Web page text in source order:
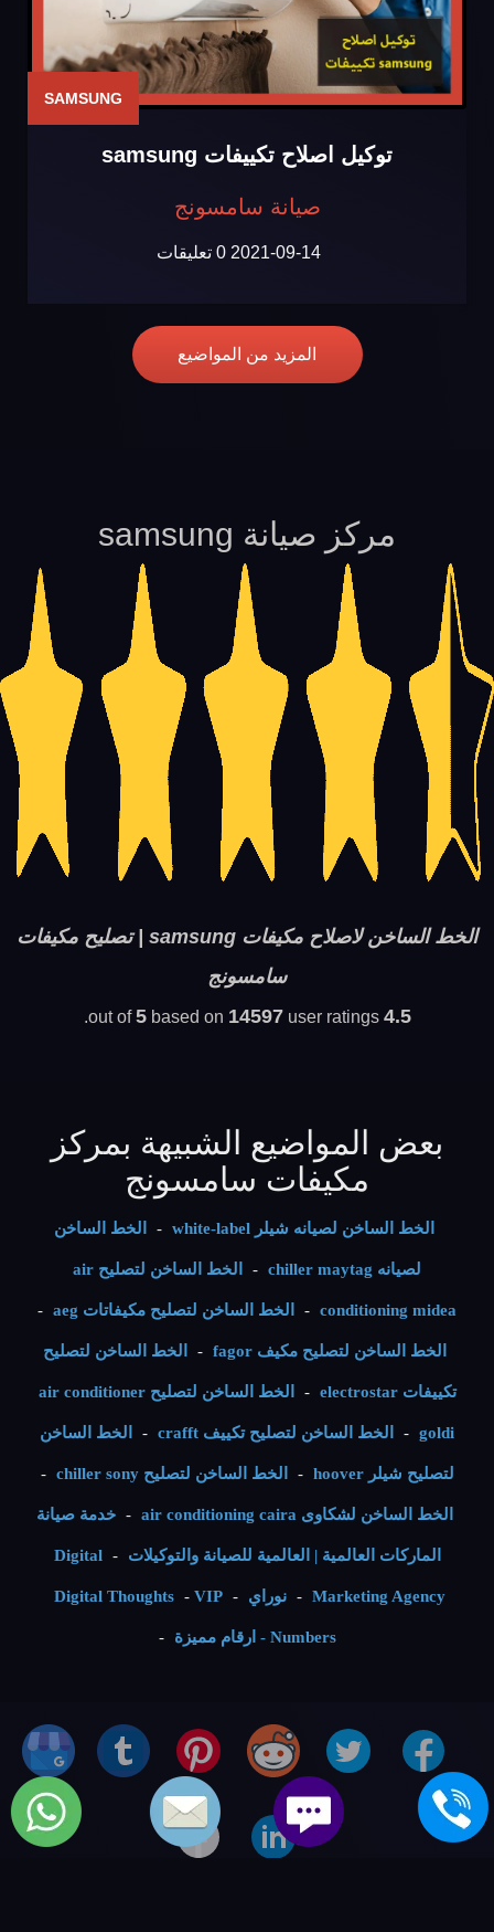
SAMSUNG
توكيل اصلاح تكييفات samsung
صيانة سامسونج
2021-09-14 0 تعليقات
المزيد من المواضيع
مركز صيانة samsung
الخط الساخن لاصلاح مكيفات samsung | تصليح مكيفات
سامسونج
4.5
out of
5based on 14597user ratings.
بعض المواضيع الشبيهة بمركز
مكيفات سامسونج
الخط الساخن لصيانه شيلر white-label - الخط الساخن
لصيانه chiller maytag - الخط الساخن لتصليح air
conditioning midea
- الخط الساخن لتصليح مكيفاتات aeg -
الخط الساخن لتصليح مكيف fagor - الخط الساخن لتصليح
تكييفات electrostar - الخط الساخن لتصليح air conditioner
goldi
- الخط الساخن لتصليح تكييف crafft - الخط الساخن
لتصليح شيلر hoover - الخط الساخن لتصليح chiller sony -
الخط الساخن لشكاوى air conditioning caira - خدمة صيانة
الماركات العالمية | العالمية للصيانة والتوكيلات -
Digital
Marketing Agency
- نوراي -
Digital Thoughts - VIP
Numbers - ارقام مميزة -